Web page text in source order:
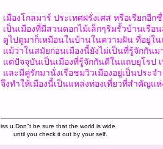
เมืองโกลมาร์ ประเทศฝรั่งเศส หรือเรียกอีก
เป็นเมืองที่มีสวนดอกไม้เล็กๆริมรั้วบ้านเรือ
ดูไปดูมาก็เหมือนในบ้านในความฝัน ที่อยู่ใน
แม้ว่าในสมัยก่อนเมืองนี้ยังไม่เป็นที่รู้จักกันม
แต่ปัจจุบันเป็นเมืองที่รู้จักกันดีในแถบยุโรป
และมีคู่รักมานั่งเรือชมวิวเมืองอยู่เป็นประจำ
จึงทำให้เมืองนี้เป็นแหล่งท่องเที่ยวที่สำคัญแ
iss u.Don"t be sure that the world is wide
until you check it out by your self.